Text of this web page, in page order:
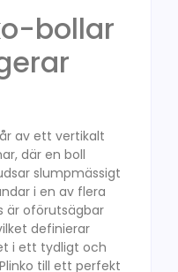
bollar
av ett vertikalt
där en boll
slumpmässigt
i en av flera
är oförutsägbar
definierar
i ett tydligt och
till ett perfekt